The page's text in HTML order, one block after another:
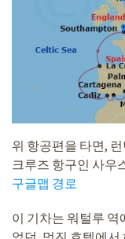
위 항공편을 타면,
크루즈 항구인 사우
구글맵 경로
이 기차는 워털루 역